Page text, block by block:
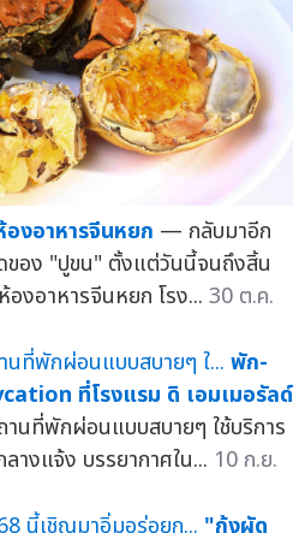
งอาหารจีนหยก — กลับมาอีก
อง "ปูขน" ตั้งแต่วันนี้จนถึงสิ้น
งอาหารจีนหยก โรง... 30 ต.ค.
พัก-
ที่โรงแรม ดิ เอมเมอรัลด์
นที่พักผ่อนแบบสบายๆ ใช้บริการ
างแจ้ง บรรยากาศใน... 10 ก.ย.